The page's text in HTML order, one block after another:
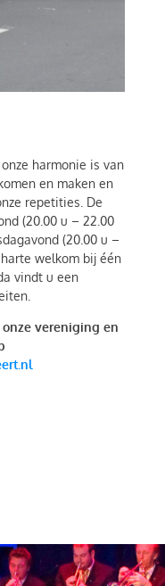
harmonie is van
en maken en
repetities. De
(20.00 u – 22.00
(20.00 u –
welkom bij één
vindt u een
vereniging en